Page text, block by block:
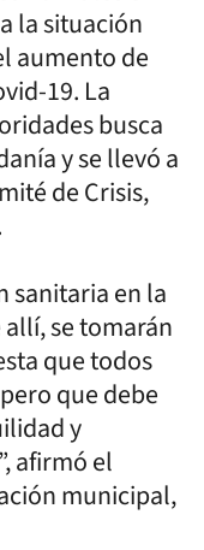
la situación
aumento de
19. La
busca
y se llevó a
de Crisis,
sanitaria en la
se tomarán
que todos
que debe
y
afirmó el
municipal,